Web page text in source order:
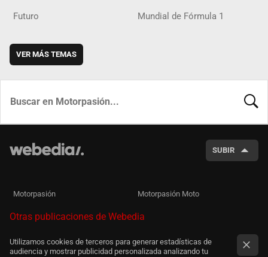
Futuro Mundial de Fórmula 1
VER MÁS TEMAS
SUBIR
Motorpasión Motorpasión Moto
Otras publicaciones de Webedia
Utilizamos cookies de terceros para generar estadísticas de
audiencia y mostrar publicidad personalizada analizando tu